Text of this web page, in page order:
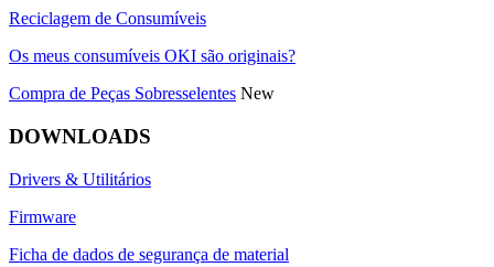
Reciclagem de Consumíveis
Os meus consumíveis OKI são originais?
Compra de Peças Sobresselentes New
DOWNLOADS
Drivers & Utilitários
Firmware
Ficha de dados de segurança de material